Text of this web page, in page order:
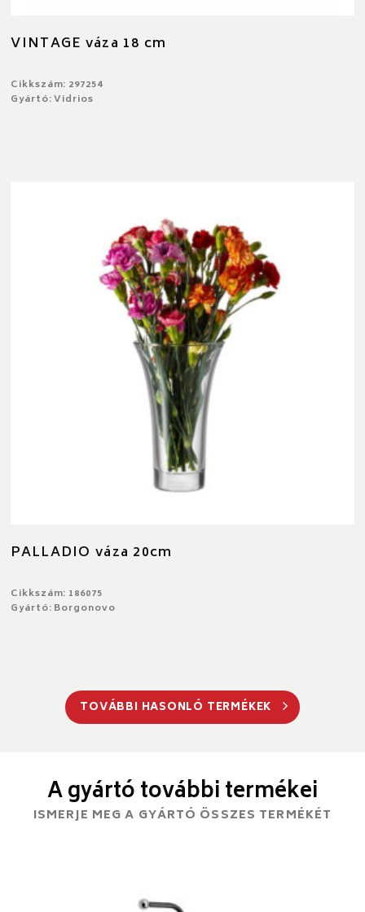
VINTAGE váza 18 cm
Cikkszám: 297254
Gyártó: Vidrios
PALLADIO váza 20cm
Cikkszám: 186075
Gyártó: Borgonovo
TOVÁBBI HASONLÓ TERMÉKEK
A gyártó további termékei
ISMERJE MEG A GYÁRTÓ ÖSSZES TERMÉKÉT